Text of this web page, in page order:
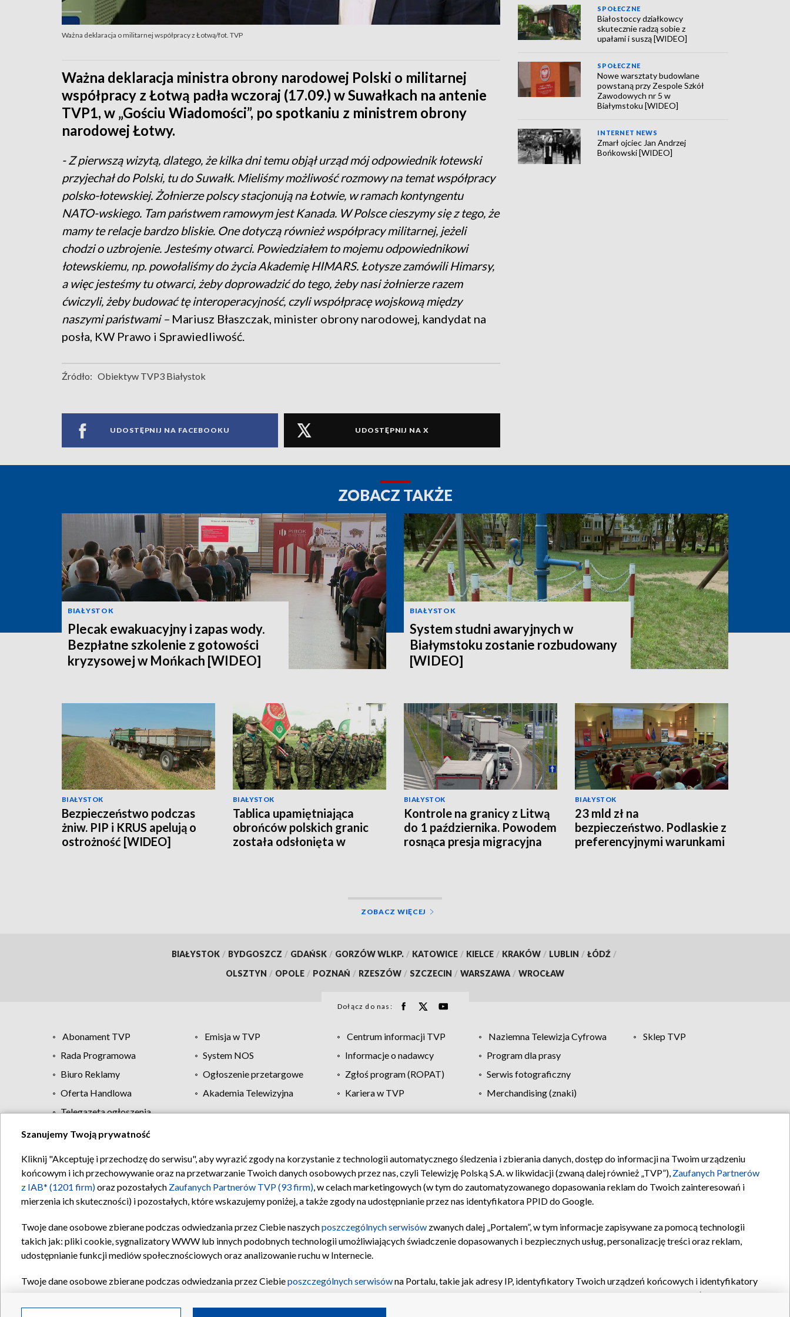
Ważna deklaracja o militarnej współpracy z Łotwą/fot. TVP
Ważna deklaracja ministra obrony narodowej Polski o militarnej
współpracy z Łotwą padła wczoraj (17.09.) w Suwałkach na antenie
TVP1, w „Gościu Wiadomości”, po spotkaniu z ministrem obrony
narodowej Łotwy.
- Z pierwszą wizytą, dlatego, że kilka dni temu objął urząd mój odpowiednik łotewski
przyjechał do Polski, tu do Suwałk. Mieliśmy możliwość rozmowy na temat współpracy
polsko-łotewskiej. Żołnierze polscy stacjonują na Łotwie, w ramach kontyngentu
NATO-wskiego. Tam państwem ramowym jest Kanada. W Polsce cieszymy się z tego, że
mamy te relacje bardzo bliskie. One dotyczą również współpracy militarnej, jeżeli
chodzi o uzbrojenie. Jesteśmy otwarci. Powiedziałem to mojemu odpowiednikowi
łotewskiemu, np. powołaliśmy do życia Akademię HIMARS. Łotysze zamówili Himarsy,
a więc jesteśmy tu otwarci, żeby doprowadzić do tego, żeby nasi żołnierze razem
ćwiczyli, żeby budować tę interoperacyjność, czyli współpracę wojskową między
naszymi państwami – Mariusz Błaszczak, minister obrony narodowej, kandydat na
posła, KW Prawo i Sprawiedliwość.
Źródło: Obiektyw TVP3 Białystok
UDOSTĘPNIJ NA FACEBOOKU UDOSTĘPNIJ NA X
SPOŁECZNE
Białostoccy działkowcy
skutecznie radzą sobie z
upałami i suszą [WIDEO]
SPOŁECZNE
Nowe warsztaty budowlane
powstaną przy Zespole Szkół
Zawodowych nr 5 w
Białymstoku [WIDEO]
INTERNET NEWS
Zmarł ojciec Jan Andrzej
Bońkowski [WIDEO]
ZOBACZ TAKŻE
BIAŁYSTOK
Plecak ewakuacyjny i zapas wody.
Bezpłatne szkolenie z gotowości
kryzysowej w Mońkach [WIDEO]
BIAŁYSTOK
System studni awaryjnych w
Białymstoku zostanie rozbudowany
[WIDEO]
BIAŁYSTOK
Bezpieczeństwo podczas
żniw. PIP i KRUS apelują o
ostrożność [WIDEO]
BIAŁYSTOK
Tablica upamiętniająca
obrońców polskich granic
została odsłonięta w
BIAŁYSTOK
Kontrole na granicy z Litwą
do 1 października. Powodem
rosnąca presja migracyjna
BIAŁYSTOK
23 mld zł na
bezpieczeństwo. Podlaskie z
preferencyjnymi warunkami
ZOBACZ WIĘCEJ
BIAŁYSTOK / BYDGOSZCZ / GDAŃSK / GORZÓW WLKP. / KATOWICE / KIELCE / KRAKÓW / LUBLIN / ŁÓDŹ /
OLSZTYN / OPOLE / POZNAŃ / RZESZÓW / SZCZECIN / WARSZAWA / WROCŁAW
Dołącz do nas:
Abonament TVP Emisja w TVP Centrum informacji TVP Naziemna Telewizja Cyfrowa
Sklep TVP
Rada Programowa
System NOS Informacje o nadawcy
Program dla prasy
Biuro Reklamy
Ogłoszenie przetargowe Zgłoś program (ROPAT)
Serwis fotograficzny
Oferta Handlowa
Akademia Telewizyjna Kariera w TVP
Merchandising (znaki)
Telegazeta ogłoszenia
Regulamin TVP Polityka prywatności Moje zgody Pomoc Biuro reklamy Kontakt
Szanujemy Twoją prywatność
Kliknij "Akceptuję i przechodzę do serwisu", aby wyrazić zgody na korzystanie z technologii automatycznego śledzenia i zbierania danych, dostęp do informacji na Twoim urządzeniu
końcowym i ich przechowywanie oraz na przetwarzanie Twoich danych osobowych przez nas, czyli Telewizję Polską S.A. w likwidacji (zwaną dalej również „TVP”), Zaufanych Partnerów
z IAB* (1201 firm)oraz pozostałych Zaufanych Partnerów TVP (93 firm), w celach marketingowych (w tym do zautomatyzowanego dopasowania reklam do Twoich zainteresowań i
mierzenia ich skuteczności) i pozostałych, które wskazujemy poniżej, a także zgody na udostępnianie przez nas identyfikatora PPID do Google.
Twoje dane osobowe zbierane podczas odwiedzania przez Ciebie naszychposzczególnych serwisów zwanych dalej „Portalem”, w tym informacje zapisywane za pomocą technologii
takich jak: pliki cookie, sygnalizatory WWW lub innych podobnych technologii umożliwiających świadczenie dopasowanych i bezpiecznych usług, personalizację treści oraz reklam,
udostępnianie funkcji mediów społecznościowych oraz analizowanie ruchu w Internecie.
Twoje dane osobowe zbierane podczas odwiedzania przez Ciebieposzczególnych serwisówna Portalu, takie jak adresy IP, identyfikatory Twoich urządzeń końcowych i identyfikatory
oraz pozostałych
Partnerów TVPdla realizacji następujących celów i funkcji: przechowywania informacji na urządzeniu lub dostęp do nich, wyboru podstawowych reklam, wyboru spersonalizowanych